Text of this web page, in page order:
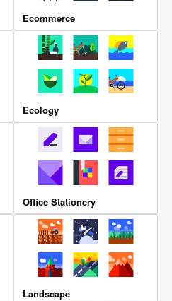
Ecommerce
Ecology
Office Stationery
Landscape